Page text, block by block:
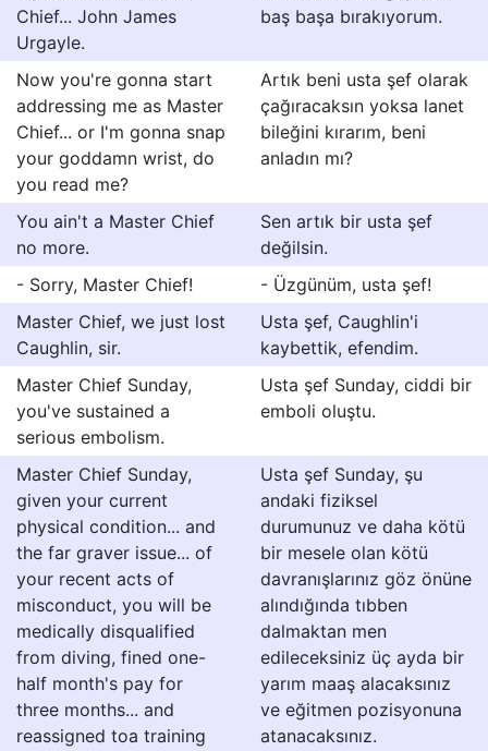
Chief... John James
Urgayle.
baş başa bırakıyorum.
Now you're gonna start
addressing me as Master
Chief... or I'm gonna snap
your goddamn wrist, do
you read me?
Artık beni usta şef olarak
çağıracaksın yoksa lanet
bileğini kırarım, beni
anladın mı?
You ain't a Master Chief
no more.
Sen artık bir usta şef
değilsin.
- Sorry, Master Chief!
- Üzgünüm, usta şef!
Master Chief, we just lost
Caughlin, sir.
Usta şef, Caughlin'i
kaybettik, efendim.
Master Chief Sunday,
you've sustained a
serious embolism.
Usta şef Sunday, ciddi bir
emboli oluştu.
Master Chief Sunday,
given your current
physical condition... and
the far graver issue... of
your recent acts of
misconduct, you will be
medically disqualified
from diving, fined one-
half month's pay for
three months... and
reassigned toa training
Usta şef Sunday, şu
andaki fiziksel
durumunuz ve daha kötü
bir mesele olan kötü
davranışlarınız göz önüne
alındığında tıbben
dalmaktan men
edileceksiniz üç ayda bir
yarım maaş alacaksınız
ve eğitmen pozisyonuna
atanacaksınız.